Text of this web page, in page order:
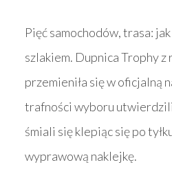
Pięć samochodów, trasa:
szlakiem. Dupnica Trophy z
przemieniła się w oficjalną
trafności wyboru
śmiali się klepiąc się po
wyprawową naklejkę.